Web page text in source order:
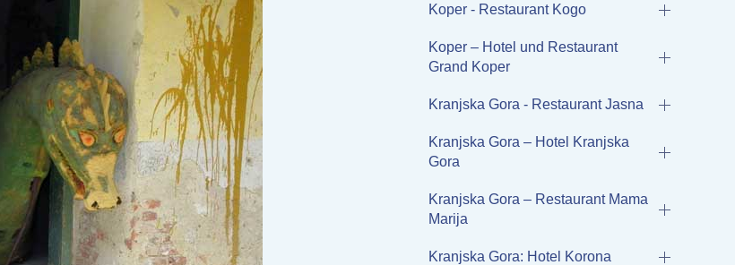
Koper - Restaurant Kogo
Koper – Hotel und Restaurant
Grand Koper
Kranjska Gora - Restaurant Jasna
Kranjska Gora – Hotel Kranjska
Gora
Kranjska Gora – Restaurant Mama
Marija
Kranjska Gora: Hotel Korona